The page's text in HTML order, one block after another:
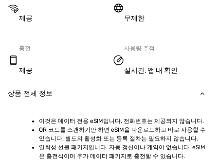
제공 무제한
충전
제공
사용량 추적
실시간, 앱 내 확인
상품 전체 정보
이것은 데이터 전용 eSIM입니다. 전화번호는 제공되지 않습니다.
QR 코드를 스캔하기만 하면 eSIM을 다운로드하고 바로 사용할 수
있습니다. 별도의 활성화 또는 등록 절차는 필요하지 않습니다.
일회성 선불 패키지입니다. 자동 갱신이나 계약이 없습니다. eSIM
은 충전식이며 추가 데이터 패키지로 충전할 수 있습니다.